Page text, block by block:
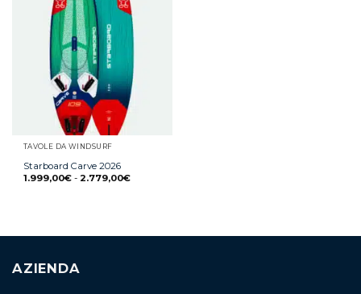
TAVOLE DA WINDSURF
Starboard Carve 2026
1.999,00€ - 2.779,00€
AZIENDA